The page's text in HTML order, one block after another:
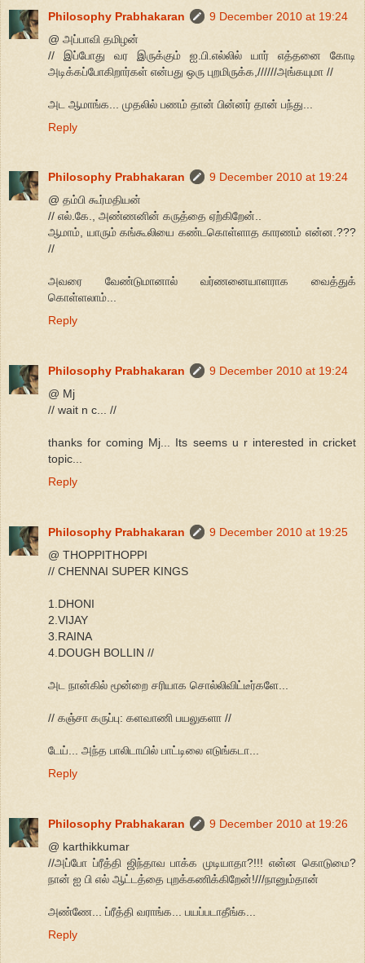
Philosophy Prabhakaran
9 December 2010 at 19:24
@ அப்பாவி தமிழன்
// இப்போது வர இருக்கும் ஐ.பி.எல்லில் யார் எத்தனை கோடி
அடிக்கப்போகிறார்கள் என்பது ஒரு புறமிருக்க,//////அங்கயுமா //
அட ஆமாங்க... முதலில் பணம் தான் பின்னர் தான் பந்து...
Reply
Philosophy Prabhakaran
9 December 2010 at 19:24
@ தம்பி கூர்மதியன்
// எல்.கே., அண்ணனின் கருத்தை ஏற்கிறேன்..
ஆமாம், யாரும் கங்கூலியை கண்டகொள்ளாத காரணம் என்ன.???
//
அவரை வேண்டுமானால் வர்ணனையாளராக வைத்துக்
கொள்ளலாம்...
Reply
Philosophy Prabhakaran
9 December 2010 at 19:24
@ Mj
// wait n c... //
thanks for coming Mj... Its seems u r interested in cricket
topic...
Reply
Philosophy Prabhakaran
9 December 2010 at 19:25
@ THOPPITHOPPI
// CHENNAI SUPER KINGS
1.DHONI
2.VIJAY
3.RAINA
4.DOUGH BOLLIN //
அட நான்கில் மூன்றை சரியாக சொல்லிவிட்டீர்களே...
// கஞ்சா கருப்பு: களவாணி பயலுகளா //
டேய்... அந்த பாலிடாயில் பாட்டிலை எடுங்கடா...
Reply
Philosophy Prabhakaran
9 December 2010 at 19:26
@ karthikkumar
//அப்போ ப்ரீத்தி ஜிந்தாவ பாக்க முடியாதா?!!! என்ன கொடுமை?
நான் ஐ பி எல் ஆட்டத்தை புறக்கணிக்கிறேன்!///நானும்தான்
அண்ணே... ப்ரீத்தி வராங்க... பயப்படாதீங்க...
Reply